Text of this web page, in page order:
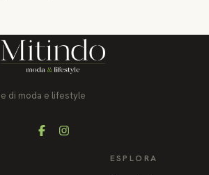
di moda e lifestyle
FacebookInstagram
ESPLORA